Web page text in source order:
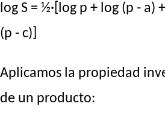
log S = ½·[log p + log (p - a)
(p - c)]
Aplicamos la propiedad
de un producto: